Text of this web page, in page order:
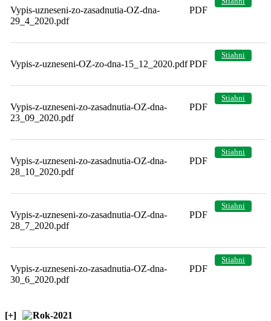
Vypis-uzneseni-zo-zasadnutia-OZ-dna-
29_4_2020.pdf
PDF
Vypis-z-uzneseni-OZ-zo-dna-15_12_2020.pdfPDF
Stiahni
Vypis-z-uzneseni-zo-zasadnutia-OZ-dna-
23_09_2020.pdf
PDF
Stiahni
Vypis-z-uzneseni-zo-zasadnutia-OZ-dna-
28_10_2020.pdf
PDF
Stiahni
Vypis-z-uzneseni-zo-zasadnutia-OZ-dna-
28_7_2020.pdf
PDF
Stiahni
Vypis-z-uzneseni-zo-zasadnutia-OZ-dna-
30_6_2020.pdf
PDF
Stiahni
Rok-2021
[+]